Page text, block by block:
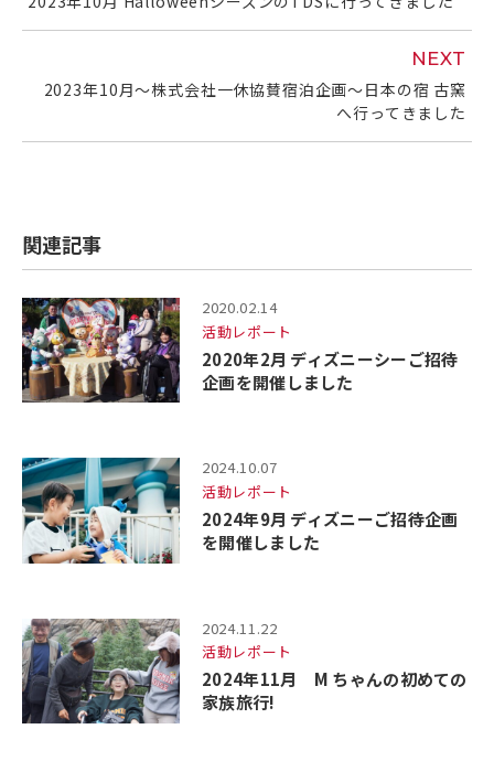
NEXT
2023年10月～株式会社一休協賛宿泊企画～日本の宿 古窯
へ行ってきました
関連記事
2020.02.14
活動レポート
2020年2月 ディズニーシーご招待
企画を開催しました
2024.10.07
活動レポート
2024年9月 ディズニーご招待企画
を開催しました
2024.11.22
活動レポート
2024年11月 M ちゃんの初めての
家族旅行!